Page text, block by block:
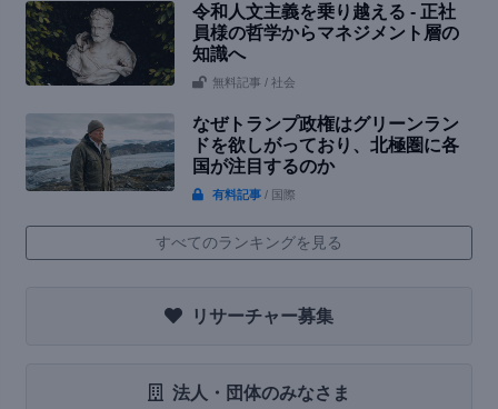
令和人文主義を乗り越える - 正社
員様の哲学からマネジメント層の
知識へ
無料記事 / 社会
なぜトランプ政権はグリーンラン
ドを欲しがっており、北極圏に各
国が注目するのか
有料記事 / 国際
すべてのランキングを見る
リサーチャー募集
法人・団体のみなさま